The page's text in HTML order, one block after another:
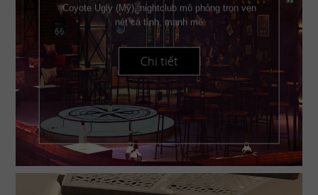
Coyote Ugly (Mỹ), nightclub mô phỏng trọn vẹn
nét cá tính, mạnh mẽ
Chi tiết